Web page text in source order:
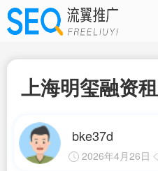
上海明玺融资
bke37d
2026年4月26日